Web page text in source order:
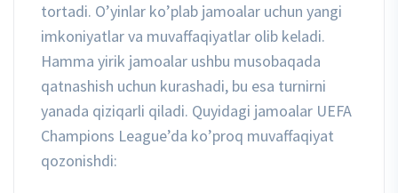
tortadi. O’yinlar ko’plab jamoalar uchun yangi
imkoniyatlar va muvaffaqiyatlar olib keladi.
Hamma yirik jamoalar ushbu musobaqada
qatnashish uchun kurashadi, bu esa turnirni
yanada qiziqarli qiladi. Quyidagi jamoalar UEFA
Champions League’da ko’proq muvaffaqiyat
qozonishdi: